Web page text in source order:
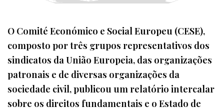
O Comité Económico e Social Europeu (CESE),
composto por três grupos representativos dos
sindicatos da União Europeia, das organizações
patronais e de diversas organizações da
sociedade civil, publicou um relatório intercalar
sobre os direitos fundamentais e o Estado de